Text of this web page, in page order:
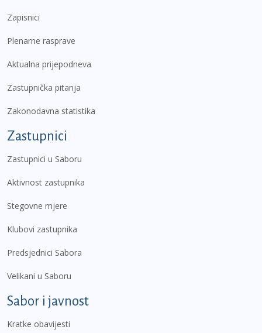
Zapisnici
Plenarne rasprave
Aktualna prijepodneva
Zastupnička pitanja
Zakonodavna statistika
Zastupnici
Zastupnici u Saboru
Aktivnost zastupnika
Stegovne mjere
Klubovi zastupnika
Predsjednici Sabora
Velikani u Saboru
Sabor i javnost
Kratke obavijesti